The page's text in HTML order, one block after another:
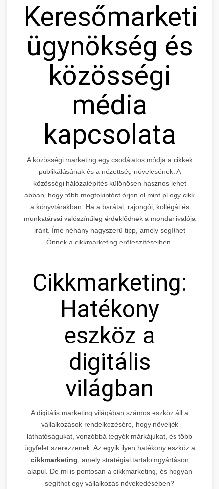
ügynökség és
közösségi
média
kapcsolata
A közösségi marketing egy csodálatos módja a cikkek
publikálásának és a nézettség növelésének. A
közösségi hálózatépítés különösen hasznos lehet
abban, hogy több megtekintést érjen el mint pl egy cikk
a könyvtárakban. Ha a barátai, rajongói, kollégái és
munkatársai valószínűleg érdeklődnek a mondanivalója
iránt. Íme néhány nagyszerű tipp, amely segíthet
Önnek a cikkmarketing erőfeszítéseiben.
Cikkmarketing:
Hatékony
eszköz a
digitális
világban
A digitális marketing világában számos eszköz áll a
vállalkozások rendelkezésére, hogy növeljék
láthatóságukat, vonzóbbá tegyék márkájukat, és több
ügyfelet szerezzenek. Az egyik ilyen hatékony eszköz a
cikkmarketing , amely stratégiai tartalomgyártáson
alapul. De mi is pontosan a cikkmarketing, és hogyan
segíthet egy vállalkozás növekedésében?